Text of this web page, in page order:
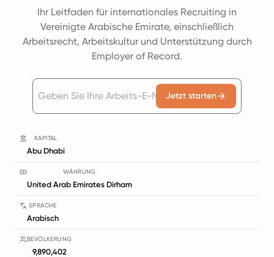
Ihr Leitfaden für internationales Recruiting in
Vereinigte Arabische Emirate, einschließlich
Arbeitsrecht, Arbeitskultur und Unterstützung durch
Employer of Record.
Jetzt starten
KAPITAL
Abu Dhabi
WÄHRUNG
United Arab Emirates Dirham
SPRACHE
Arabisch
BEVÖLKERUNG
9,890,402